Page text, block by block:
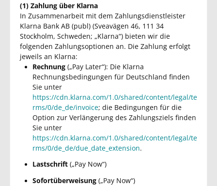
(1) Zahlung über Klarna
In Zusammenarbeit mit dem Zahlungsdienstleister
Klarna Bank AB (publ) (Sveavägen 46, 111 34
Stockholm, Schweden; „Klarna“) bieten wir die
folgenden Zahlungsoptionen an. Die Zahlung erfolgt
jeweils an Klarna:
Rechnung(„Pay Later“): Die Klarna
Rechnungsbedingungen für Deutschland finden
Sie unter
https://cdn.klarna.com/1.0/shared/content/legal/te
rms/0/de_de/invoice; die Bedingungen für die
Option zur Verlängerung des Zahlungsziels finden
Sie unter
https://cdn.klarna.com/1.0/shared/content/legal/te
rms/0/de_de/due_date_extension.
Lastschrift („Pay Now“)
Sofortüberweisung („Pay Now“)